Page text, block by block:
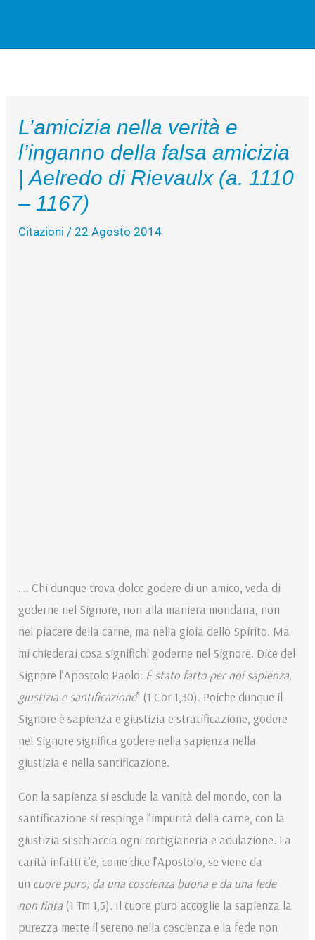
L’amicizia nella verità e
l’inganno della falsa amicizia
| Aelredo di Rievaulx (a. 1110
– 1167)
Citazioni /22 Agosto 2014
…. Chi dunque trova dolce godere di un amico, veda di
goderne nel Signore, non alla maniera mondana, non
nel piacere della carne, ma nella gioia dello Spirito. Ma
mi chiederai cosa significhi goderne nel Signore. Dice del
Signore l’Apostolo Paolo: É stato fatto per noi sapienza,
giustizia e santificazione” (1 Cor 1,30). Poiché dunque il
Signore è sapienza e giustizia e stratificazione, godere
nel Signore significa godere nella sapienza nella
giustizia e nella santificazione.
Con la sapienza si esclude la vanità del mondo, con la
santificazione si respinge l’impurità della carne, con la
giustizia si schiaccia ogni cortigianeria e adulazione. La
carità infatti c’è, come dice l’Apostolo, se viene da
un cuore puro, da una coscienza buona e da una fede
non finta (1 Tm 1,5). Il cuore puro accoglie la sapienza la
purezza mette il sereno nella coscienza e la fede non